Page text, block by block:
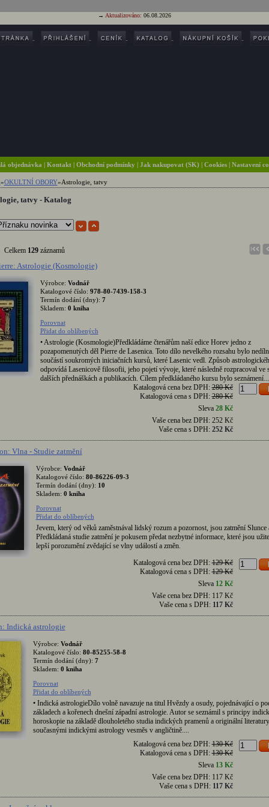
→ Aktualizováno: 06.08.2026
objednávka | Kontakt | Obchodní podmínky | Jak nakupovat (SK) | Cookies | Nastavení
»OKULTNÍ OBORY»Astrologie, tatvy
tatvy - Katalog
129záznamů
Astrologie (Kosmologie)
Výrobce: Vodnář
Katalogové číslo: 978-80-7439-158-3
Termín dodání (dny): 7
Skladem: 0 kniha
Porovnat
Přidat do oblíbených
• Astrologie (Kosmologie)Předkládáme čtenářům naší edice Horev jedno z
pozapomenutých děl Pierre de Lasenica. Toto dílo nevelkého rozsahu bylo
součástí soukromých iniciačních kursů, které Lasenic vedl. Způsob
odpovídá Lasenicově filosofii, jeho pojetí vývoje, které následně rozpracoval ve
dalších přednáškách a publikacích. Cílem předkládaného kursu bylo seznámení...
Katalogová cena bez DPH:280 Kč
Katalogová cena s DPH:280 Kč
Sleva 28 Kč
Vaše cena bez DPH: 252 Kč
Vaše cena s DPH: 252 Kč
Vlna - Studie zatmění
Výrobce: Vodnář
Katalogové číslo: 80-86226-09-3
Termín dodání (dny): 10
Skladem: 0 kniha
Porovnat
Přidat do oblíbených
Jevem, který od věků zaměstnával lidský rozum a pozornost, jsou zatmění Slunce
Předkládaná studie zatmění je pokusem předat nezbytné informace, které jsou
lepší porozumění zvědající se vlny událostí a změn.
Katalogová cena bez DPH:129 Kč
Katalogová cena s DPH:129 Kč
Sleva 12 Kč
Vaše cena bez DPH: 117 Kč
Vaše cena s DPH: 117 Kč
Indická astrologie
Výrobce: Vodnář
Katalogové číslo: 80-85255-58-8
Termín dodání (dny): 7
Skladem: 0 kniha
Porovnat
Přidat do oblíbených
• Indická astrologieDílo volně navazuje na titul Hvězdy a osudy, pojednávající o
základech a kořenech dnešní západní astrologie. Autor se seznámil s principy
horoskopie na základě dlouholetého studia indických pramenů a originální
současnými indickými astrology vesměs v angličtině....
Katalogová cena bez DPH:130 Kč
Katalogová cena s DPH:130 Kč
Sleva 13 Kč
Vaše cena bez DPH: 117 Kč
Vaše cena s DPH: 117 Kč